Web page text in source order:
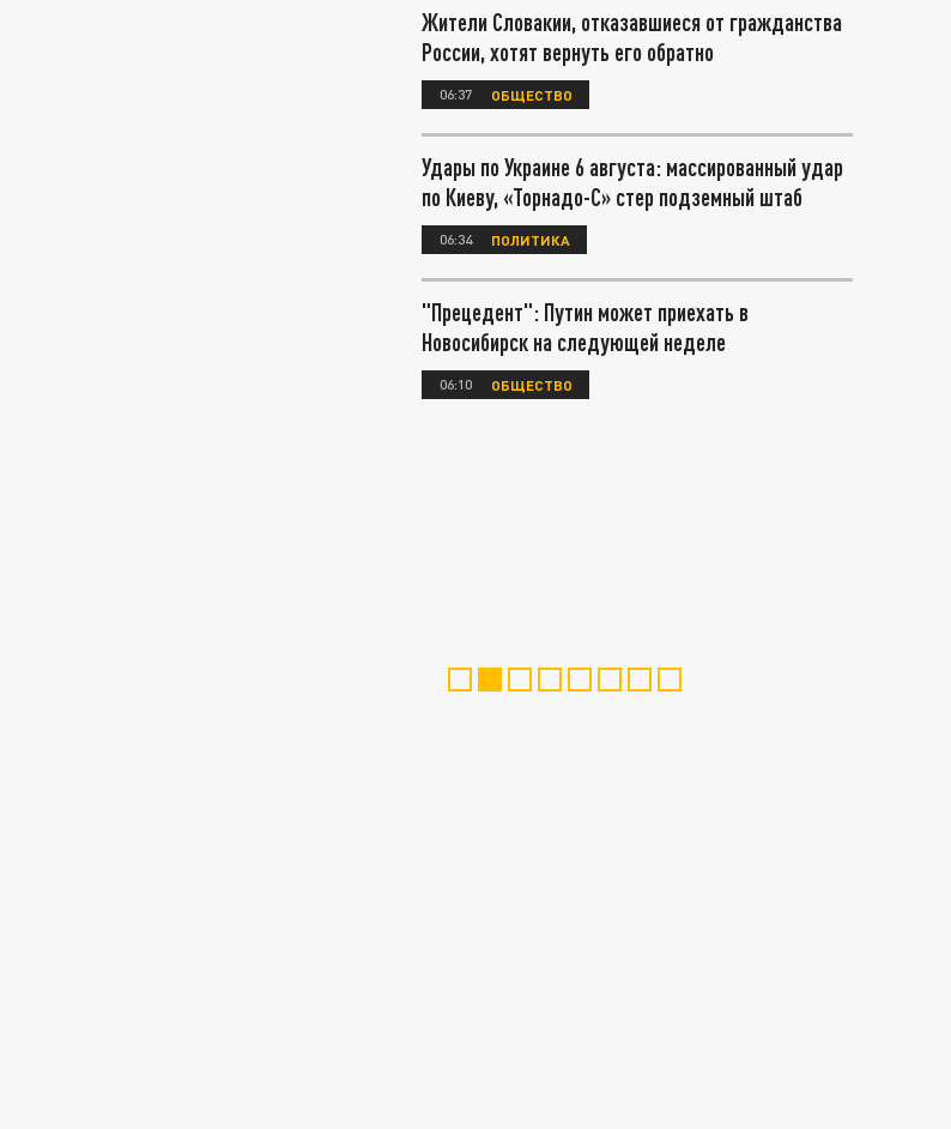
Жители Словакии, отказавшиеся от гражданства
России, хотят вернуть его обратно
06:37 ОБЩЕСТВО
Удары по Украине 6 августа: массированный удар
по Киеву, «Торнадо-С» стер подземный штаб
06:34 ПОЛИТИКА
"Прецедент": Путин может приехать в
Новосибирск на следующей неделе
06:10 ОБЩЕСТВО